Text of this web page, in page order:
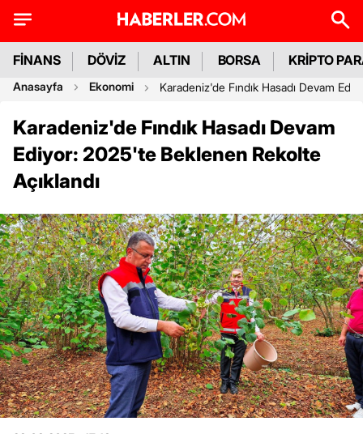
FİNANS DÖVİZ ALTIN BORSA KRİPTO
Anasayfa Ekonomi Karadeniz'de Fındık Hasadı Devam
Karadeniz'de Fındık Hasadı Devam
Ediyor: 2025'te Beklenen Rekolte
Açıklandı